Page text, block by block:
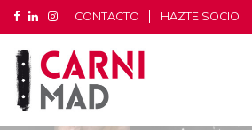
CONTACTO HAZTE SOCIO